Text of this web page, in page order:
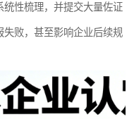
性梳理，并提交大量佐证
败，甚至影响企业后续规